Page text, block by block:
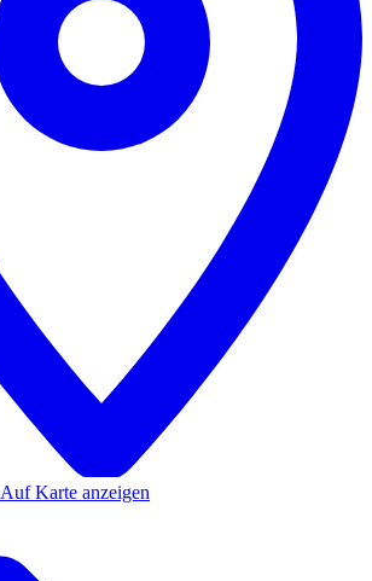
Auf Karte anzeigen